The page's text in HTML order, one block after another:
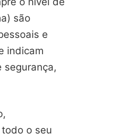
são
e
indicam
segurança,
o seu